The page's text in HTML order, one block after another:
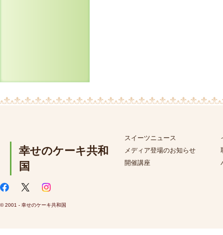
幸せのケーキ共和
国
スイーツニュース
メディア登場のお知らせ
開催講座
© 2001 - 幸せのケーキ共和国